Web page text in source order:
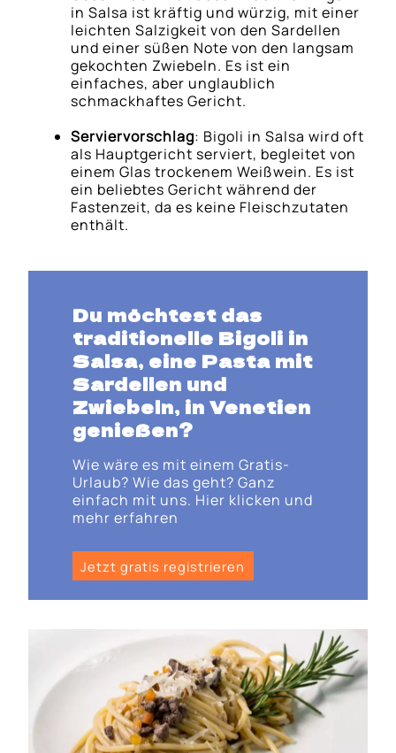
in Salsa ist kräftig und würzig, mit einer
leichten Salzigkeit von den Sardellen
und einer süßen Note von den langsam
gekochten Zwiebeln. Es ist ein
einfaches, aber unglaublich
schmackhaftes Gericht.
Serviervorschlag: Bigoli in Salsa wird oft
als Hauptgericht serviert, begleitet von
einem Glas trockenem Weißwein. Es ist
ein beliebtes Gericht während der
Fastenzeit, da es keine Fleischzutaten
enthält.
Du möchtest das
traditionelle Bigoli in
Salsa, eine Pasta mit
Sardellen und
Zwiebeln, in Venetien
genießen?
Wie wäre es mit einem Gratis-
Urlaub? Wie das geht? Ganz
einfach mit uns. Hier klicken und
mehr erfahren
Jetzt gratis registrieren